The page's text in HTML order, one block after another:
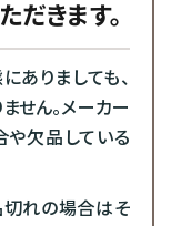
きます。
りましても、
せん。メーカー
や欠品している
れの場合はそ